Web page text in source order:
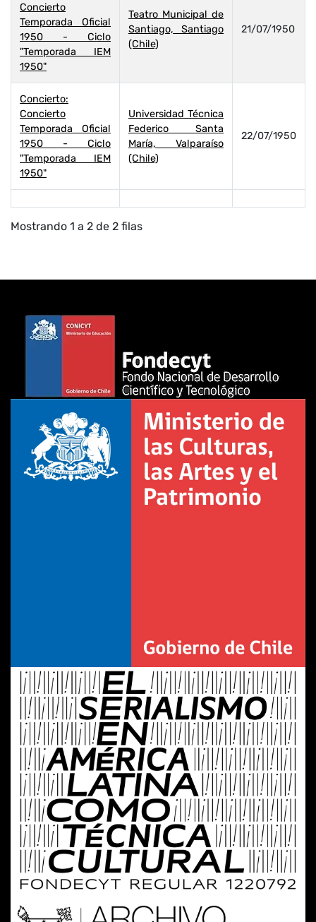
Concierto
Temporada Oficial
1950 - Ciclo
"Temporada IEM
1950"
Teatro Municipal de
Santiago, Santiago
(Chile)
21/07/1950
Concierto:
Concierto
Temporada Oficial
1950 - Ciclo
"Temporada IEM
1950"
Universidad Técnica
Federico Santa
María, Valparaíso
(Chile)
22/07/1950
Mostrando 1 a 2 de 2 filas